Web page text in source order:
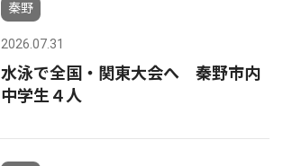
秦野
2026.07.31
水泳で全国・関東大会へ 秦野市内
中学生４人